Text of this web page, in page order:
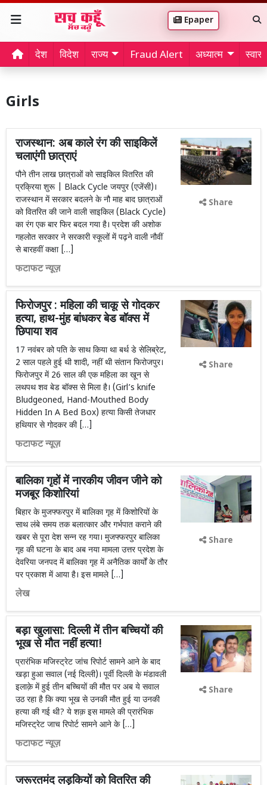
Epaper
देश विदेश राज्य Fraud Alert अध्यात्म
Girls
राजस्थान: अब काले रंग की साइकिलें
चलाएंगी छात्राएं
पौने तीन लाख छात्राओं को साइकिल वितरित की
प्रक्रिया शुरू | Black Cycle जयपुर (एजेंसी)।
राजस्थान में सरकार बदलने के नौ माह बाद छात्राओं
को वितरित की जाने वाली साइकिल (Black Cycle)
का रंग एक बार फिर बदल गया है। प्रदेश की अशोक
गहलोत सरकार ने सरकारी स्कूलों में पढ़ने वाली नौवीं
से बारहवीं कक्षा […]
फटाफट न्यूज़
Share
फिरोजपुर : महिला की चाकू से गोदकर
हत्या, हाथ-मुंह बांधकर बेड बॉक्स में
छिपाया शव
17 नवंबर को पति के साथ किया था बर्थ डे सेलिब्रेट,
2 साल पहले हुई थी शादी, नहीं थी संतान फिरोजपुर।
फिराेजपुर में 26 साल की एक महिला का खून से
लथपथ शव बेड बॉक्स से मिला है। (Girl’s knife
Bludgeoned, Hand-Mouthed Body
Hidden In A Bed Box) हत्या किसी तेजधार
हथियार से गोदकर की […]
फटाफट न्यूज़
Share
बालिका गृहों में नारकीय जीवन जीने को
मजबूर किशोरियां
बिहार के मुजफ्फरपुर में बालिका गृह में किशोरियों के
साथ लंबे समय तक बलात्कार और गर्भपात कराने की
खबर से पूरा देश सन्न रह गया। मुजफ्फरपुर बालिका
गृह की घटना के बाद अब नया मामला उत्तर प्रदेश के
देवरिया जनपद में बालिका गृह में अनैतिक कार्यों के तौर
पर प्रकाश में आया है। इस मामले […]
लेख
Share
बड़ा खुलासा: दिल्ली में तीन बच्चियों की
भूख से मौत नहीं हत्या!
प्रारंभिक मजिस्ट्रेट जांच रिपोर्ट सामने आने के बाद
खड़ा हुआ सवाल (नई दिल्ली)। पूर्वी दिल्ली के मंडावली
इलाक़े में हुई तीन बच्चियों की मौत पर अब ये सवाल
उठ रहा है कि क्या भूख से उनकी मौत हुई या उनकी
हत्या की गई थी? ये शक़ इस मामले की प्रारंभिक
मजिस्ट्रेट जाच रिपोर्ट सामने आने के […]
फटाफट न्यूज़
Share
जरूरतमंद लड़कियों को वितरित की